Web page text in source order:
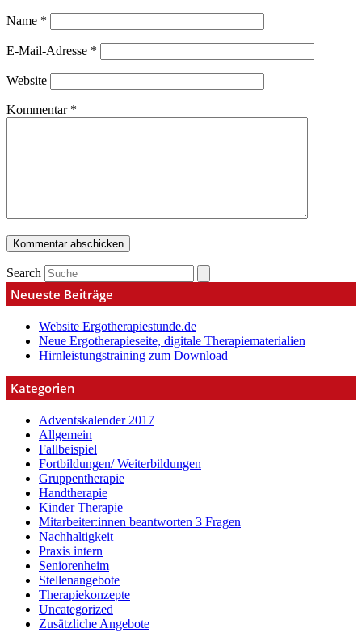
Name *
E-Mail-Adresse *
Website
Kommentar *
Search
Neueste Beiträge
Website Ergotherapiestunde.de
Neue Ergotherapieseite, digitale Therapiematerialien
Hirnleistungstraining zum Download
Kategorien
Adventskalender 2017
Allgemein
Fallbeispiel
Fortbildungen/ Weiterbildungen
Gruppentherapie
Handtherapie
Kinder Therapie
Mitarbeiter:innen beantworten 3 Fragen
Nachhaltigkeit
Praxis intern
Seniorenheim
Stellenangebote
Therapiekonzepte
Uncategorized
Zusätzliche Angebote